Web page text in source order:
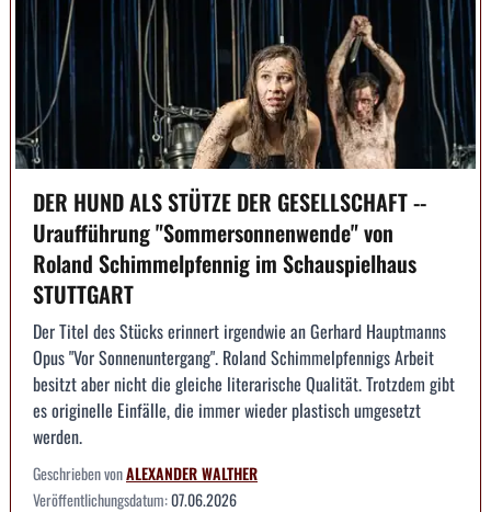
DER HUND ALS STÜTZE DER GESELLSCHAFT --
Uraufführung "Sommersonnenwende" von
Roland Schimmelpfennig im Schauspielhaus
STUTTGART
Der Titel des Stücks erinnert irgendwie an Gerhard Hauptmanns
Opus "Vor Sonnenuntergang". Roland Schimmelpfennigs Arbeit
besitzt aber nicht die gleiche literarische Qualität. Trotzdem gibt
es originelle Einfälle, die immer wieder plastisch umgesetzt
werden.
Geschrieben vonALEXANDER WALTHER
Veröffentlichungsdatum:07.06.2026